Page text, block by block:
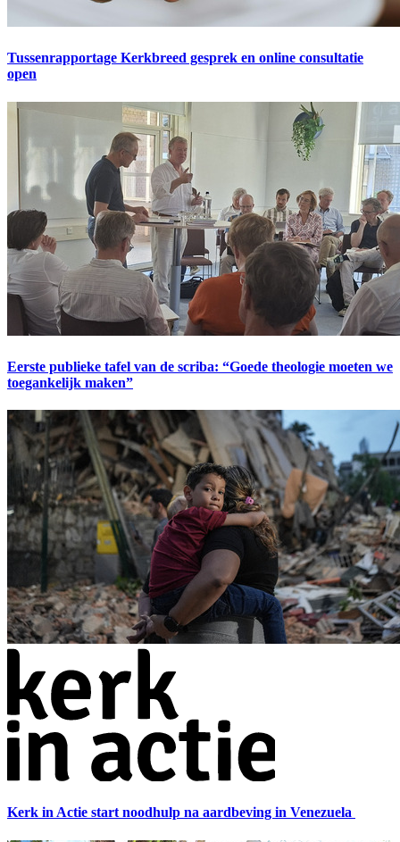
Tussenrapportage Kerkbreed gesprek en online consultatie
open
Eerste publieke tafel van de scriba: “Goede theologie moeten we
toegankelijk maken”
Kerk in Actie start noodhulp na aardbeving in Venezuela